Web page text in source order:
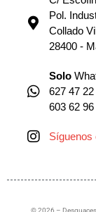
Pol.
Collado
28400 -
Solo
627 47 22
603 62 96
Síguenos
© 2026 –